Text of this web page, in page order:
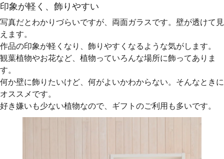
印象が軽く、飾りやすい
写真だとわかりづらいですが、両面ガラスです。壁が透けて見
えます。
作品の印象が軽くなり、飾りやすくなるような気がします。
観葉植物やお花など、植物っていろんな場所に飾ってありま
す。
何か壁に飾りたいけど、何がよいかわからない。そんなときに
オススメです。
好き嫌いも少ない植物なので、ギフトのご利用も多いです。